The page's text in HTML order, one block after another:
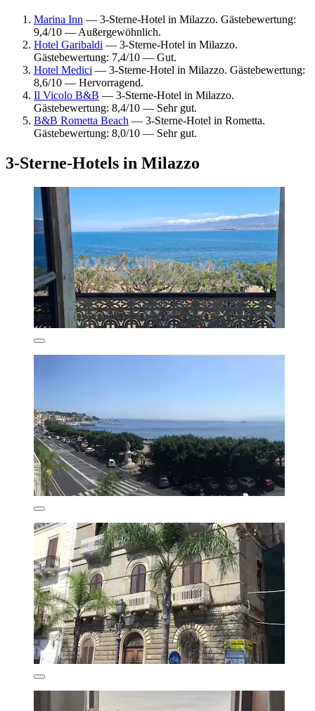
Marina Inn — 3-Sterne-Hotel in Milazzo. Gästebewertung:
9,4/10 — Außergewöhnlich.
Hotel Garibaldi — 3-Sterne-Hotel in Milazzo.
Gästebewertung: 7,4/10 — Gut.
Hotel Medici — 3-Sterne-Hotel in Milazzo. Gästebewertung:
8,6/10 — Hervorragend.
Il Vicolo B&B — 3-Sterne-Hotel in Milazzo.
Gästebewertung: 8,4/10 — Sehr gut.
B&B Rometta Beach — 3-Sterne-Hotel in Rometta.
Gästebewertung: 8,0/10 — Sehr gut.
3-Sterne-Hotels in Milazzo